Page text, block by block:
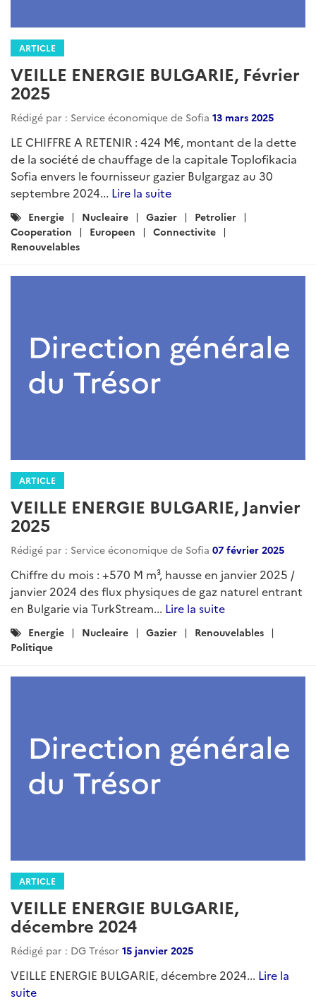
ARTICLE
VEILLE ENERGIE BULGARIE, Février
2025
Rédigé par : Service économique de Sofia 13 mars 2025
LE CHIFFRE A RETENIR : 424 M€, montant de la dette
de la société de chauffage de la capitale Toplofikacia
Sofia envers le fournisseur gazier Bulgargaz au 30
septembre 2024... Lire la suite
Catégories
:
Energie Nucleaire Gazier
Petrolier
Cooperation
Europeen
Connectivite
Renouvelables
ARTICLE
VEILLE ENERGIE BULGARIE, Janvier
2025
Rédigé par : Service économique de Sofia 07 février 2025
Chiffre du mois : +570 M m³, hausse en janvier 2025 /
janvier 2024 des flux physiques de gaz naturel entrant
en Bulgarie via TurkStream... Lire la suite
Catégories
:
Energie Nucleaire Gazier
Renouvelables
Politique
ARTICLE
VEILLE ENERGIE BULGARIE,
décembre 2024
Rédigé par : DG Trésor 15 janvier 2025
VEILLE ENERGIE BULGARIE, décembre 2024... Lire la
suite